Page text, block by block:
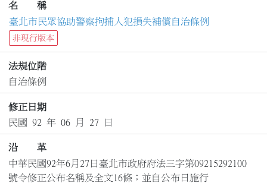
名 稱
臺北市民眾協助警察拘捕人犯損失補償自治條例
非現行版本
法規位階
自治條例
修正日期
民國 92 年 06 月 27 日
沿 革
中華民國92年6月27日臺北市政府府法三字第09215292100
號令修正公布名稱及全文16條；並自公布日施行